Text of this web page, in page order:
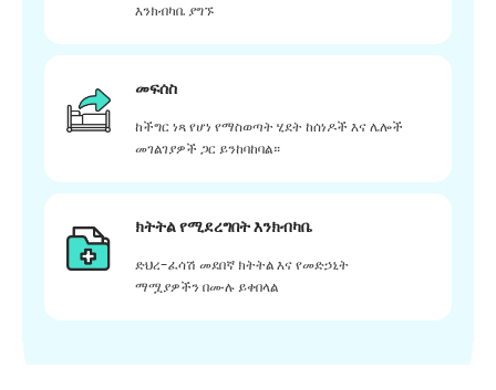
እንክብካቤ ያግኙ
መፍሰስ
ከችግር ነጻ የሆነ የማስወጣት ሂደት ከሰነዶች እና ሌሎች
መገልገያዎች ጋር ይንከባከባል።
ክትትል የሚደረግበት እንክብካቤ
ድህረ-ፈሳሽ መደበኛ ክትትል እና የመድኃኒት
ማሟያዎችን በሙሉ ይቀበላል